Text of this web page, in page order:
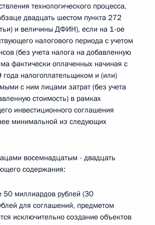
технологического процесса,
двадцать шестом пункта 272
и величины ДФИН), если на 1-ое
налогового периода с учетом
(без учета налога на добавленную
фактически оплаченных начиная с
налогоплательщиком и (или)
с ним лицами затрат (без учета
стоимость) в рамках
инвестиционного соглашения
минимальной из следующих
восемнадцатым - двадцать
содержания:
50 миллиардов рублей (30
для соглашений, предметом
исключительно создание объектов